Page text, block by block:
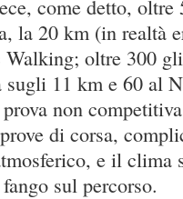
come detto, oltre
la 20 km (in realtà
oltre 300
sugli 11 km e 60 al
non
di corsa,
e il clima
sul percorso.